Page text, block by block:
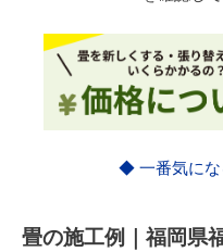
◆ 一番気にな
畳の施工例｜福岡県